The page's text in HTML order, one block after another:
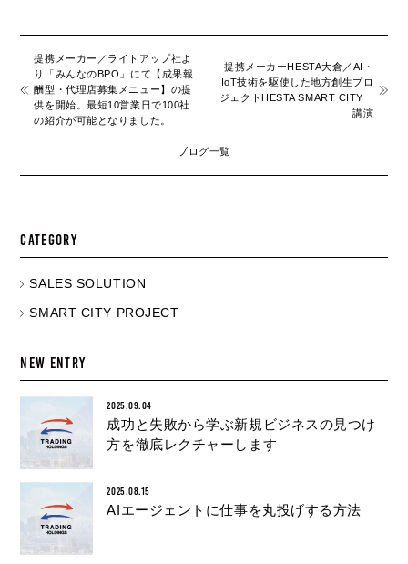
提携メーカー／ライトアップ社よ
り「みんなのBPO」にて【成果報
酬型・代理店募集メニュー】の提
供を開始。最短10営業日で100社
の紹介が可能となりました。
ブログ一覧
提携メーカーHESTA大倉／AI・
IoT技術を駆使した地方創生プロ
ジェクトHESTA SMART CITY
講演
CATEGORY
SALES SOLUTION
SMART CITY PROJECT
NEW ENTRY
2025.09.04
成功と失敗から学ぶ新規ビジネスの見つけ
方を徹底レクチャーします
2025.08.15
AIエージェントに仕事を丸投げする方法